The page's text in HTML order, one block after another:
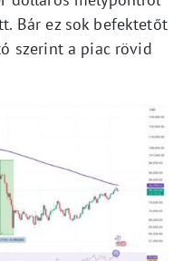
Bár ez sok befektetőt
szerint a piac rövid